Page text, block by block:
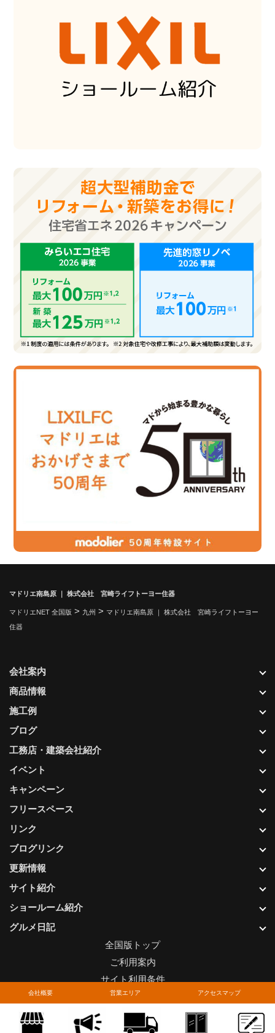
会社概要 営業エリア アクセスマップ
マドリエ南島原 ｜ 株式会社 宮崎ライフトーヨー住器
マドリエNET 全国版 > 九州 > マドリエ南島原 ｜ 株式会社 宮崎ライフトーヨー
住器
更新情報
サイト紹介
ショールーム紹介
グルメ日記
会社案内
商品情報
施工例
ブログ
工務店・建築会社紹介
イベント
キャンペーン
フリースペース
リンク
ブログリンク
全国版トップ
ご利用案内
サイト利用条件
プライバシーポリシー
関連リンク
お問い合わせについて